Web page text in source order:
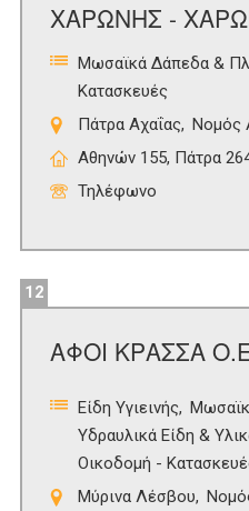
ΧΑΡΩΝΗΣ -
Μωσαϊκά Δάπεδα &
Κατασκευές
Πάτρα Αχαΐας
Νομός
Αθηνών 155, Πάτρα
Τηλέφωνο
12
ΑΦΟΙ ΚΡΑΣΣΑ
Είδη Υγιεινής
Υδραυλικά Είδη &
Οικοδομή -
Μύρινα Λέσβου